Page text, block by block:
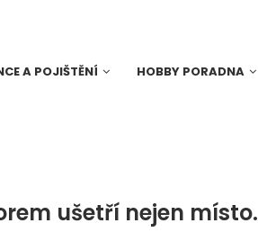
A POJIŠTĚNÍ HOBBY PORADNA
ušetří nejen místo.